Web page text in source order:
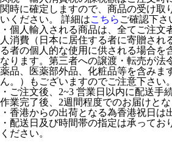
関時に確定しますので、商品の受け取
いください。 詳細はこちら ご確認下さ
・個人輸入される商品は、全てご注文
人消費（日本に居住する者に寄贈され
る者の個人的な使用に供される場合を
なります。第三者への譲渡・転売が法
薬品、医薬部外品、化粧品等を含みま
ん。）もございますのでご注意下さい。
・ご注文後、2~3 営業日以内に配送手
作業完了後、2週間程度でのお届けとな
・香港からの出荷となる為香港祝日は
・配送日及び時間帯の指定は承ってお
ください。